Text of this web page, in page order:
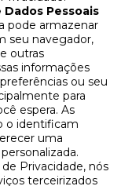
Pessoais
pode armazenar
seu navegador,
outras
informações
ou seu
para
espera. As
o identificam
uma
Privacidade, nós
terceirizados